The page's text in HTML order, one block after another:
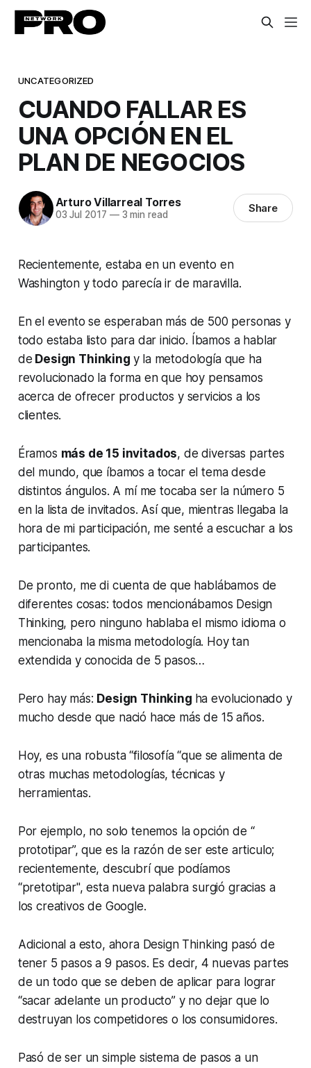
UNCATEGORIZED
CUANDO FALLAR ES
UNA OPCIÓN EN EL
PLAN DE NEGOCIOS
Arturo Villarreal Torres
03 Jul 2017 —3 min read Share
Recientemente, estaba en un evento en
Washington y todo parecía ir de maravilla.
En el evento se esperaban más de 500 personas y
todo estaba listo para dar inicio. Íbamos a hablar
de Design Thinking y la metodología que ha
revolucionado la forma en que hoy pensamos
acerca de ofrecer productos y servicios a los
clientes.
Éramos más de 15 invitados, de diversas partes
del mundo, que íbamos a tocar el tema desde
distintos ángulos. A mí me tocaba ser la número 5
en la lista de invitados. Así que, mientras llegaba la
hora de mi participación, me senté a escuchar a los
participantes.
De pronto, me di cuenta de que hablábamos de
diferentes cosas: todos mencionábamos Design
Thinking, pero ninguno hablaba el mismo idioma o
mencionaba la misma metodología. Hoy tan
extendida y conocida de 5 pasos…
Pero hay más: Design Thinking ha evolucionado y
mucho desde que nació hace más de 15 años.
Hoy, es una robusta “filosofía “que se alimenta de
otras muchas metodologías, técnicas y
herramientas.
Por ejemplo, no solo tenemos la opción de “
prototipar”, que es la razón de ser este articulo;
recientemente, descubrí que podíamos
“pretotipar", esta nueva palabra surgió gracias a
los creativos de Google.
Adicional a esto, ahora Design Thinking pasó de
tener 5 pasos a 9 pasos. Es decir, 4 nuevas partes
de un todo que se deben de aplicar para lograr
“sacar adelante un producto” y no dejar que lo
destruyan los competidores o los consumidores.
Pasó de ser un simple sistema de pasos a un